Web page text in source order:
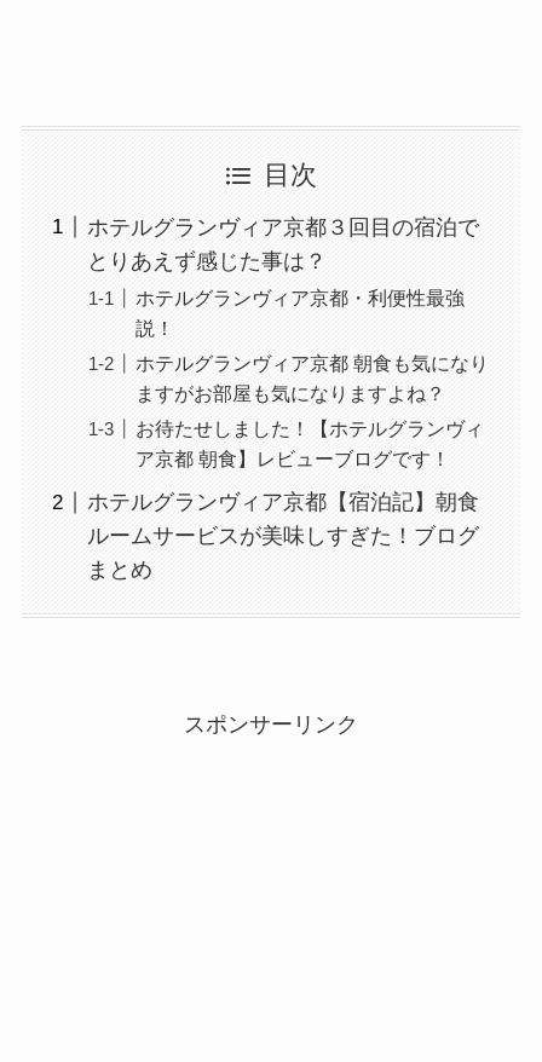
目次
ホテルグランヴィア京都３回目の宿泊で
とりあえず感じた事は？
ホテルグランヴィア京都・利便性最強
説！
ホテルグランヴィア京都 朝食も気になり
ますがお部屋も気になりますよね？
お待たせしました！【ホテルグランヴィ
ア京都 朝食】レビューブログです！
ホテルグランヴィア京都【宿泊記】朝食
ルームサービスが美味しすぎた！ブログ
まとめ
スポンサーリンク